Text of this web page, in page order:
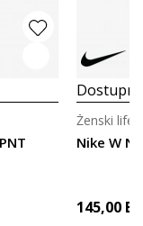
Nike W
Ženski
145,00